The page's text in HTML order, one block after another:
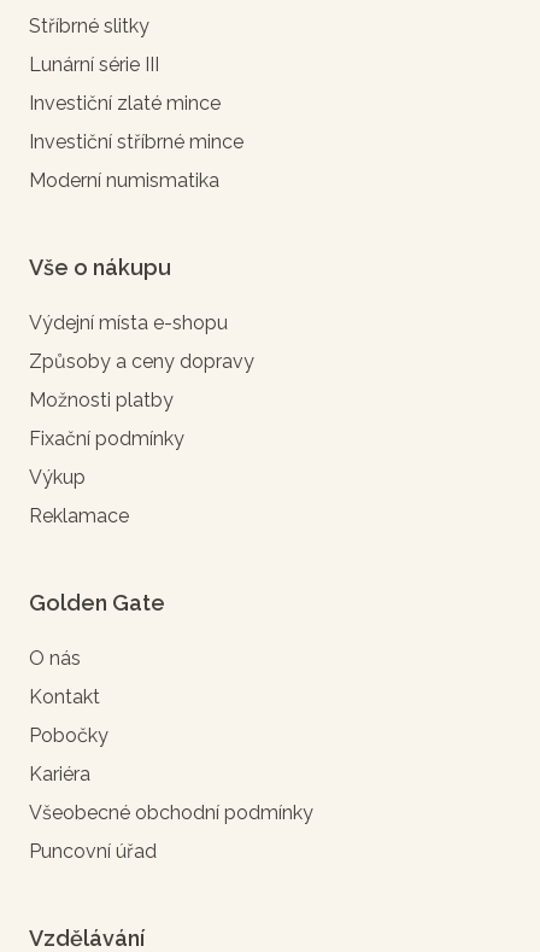
Stříbrné slitky
Lunární série III
Investiční zlaté mince
Investiční stříbrné mince
Moderní numismatika
Vše o nákupu
Výdejní místa e-shopu
Způsoby a ceny dopravy
Možnosti platby
Fixační podmínky
Výkup
Reklamace
Golden Gate
O nás
Kontakt
Pobočky
Kariéra
Všeobecné obchodní podmínky
Puncovní úřad
Vzdělávání